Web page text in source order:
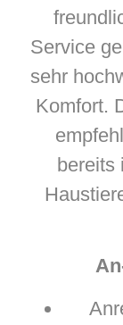
Service
sehr
Komfort.
bereits